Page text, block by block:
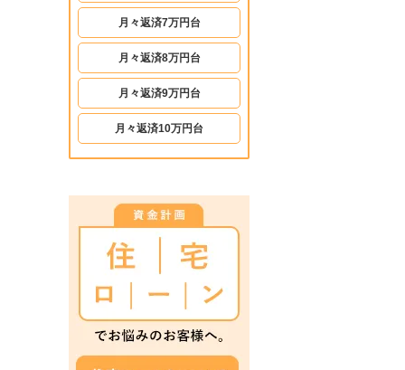
月々返済7万円台
月々返済8万円台
月々返済9万円台
月々返済10万円台